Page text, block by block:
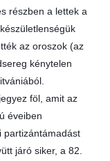
részben a lettek a
az oroszok (az
kénytelen
föl, amit az
éveiben
partizántámadást
járó siker, a 82.